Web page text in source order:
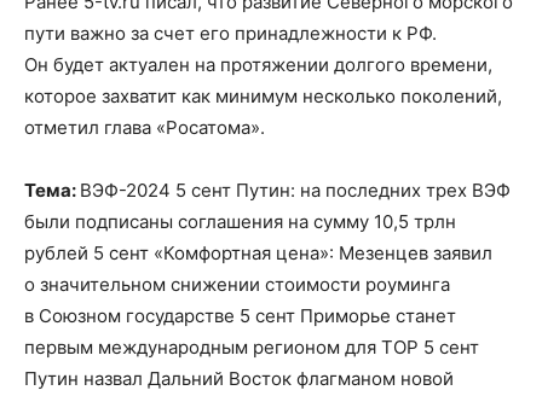
пути важно за счет его принадлежности к РФ.
Он будет актуален на протяжении долгого времени,
которое захватит как минимум несколько поколений,
отметил глава «Росатома».
Тема: ВЭФ-2024 5 сент Путин: на последних трех ВЭФ
были подписаны соглашения на сумму 10,5 трлн
рублей 5 сент «Комфортная цена»: Мезенцев заявил
о значительном снижении стоимости роуминга
в Союзном государстве 5 сент Приморье станет
первым международным регионом для ТОР 5 сент
Путин назвал Дальний Восток флагманом новой